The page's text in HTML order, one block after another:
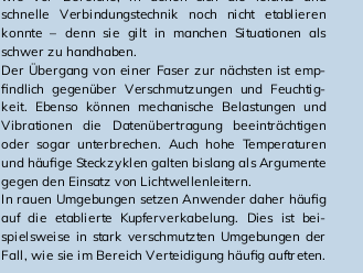
schnel­le Ver­bin­dungs­tech­nik noch nicht eta­blie­ren
konn­te – denn sie gilt in man­chen Si­tua­tio­nen als
schwer zu hand­ha­ben.
Der Über­gang von einer Faser zur nächs­ten ist emp­
find­lich ge­gen­über Ver­schmut­zun­gen und Feuch­tig­
keit. Eben­so kön­nen me­cha­ni­sche Be­las­tun­gen und
Vi­bra­tio­nen die Da­ten­über­tra­gung be­ein­träch­ti­gen
oder sogar un­ter­bre­chen. Auch hohe Tem­pe­ra­tu­ren
und häu­fi­ge Steck­zy­klen gal­ten bis­lang als Ar­gu­men­te
gegen den Ein­satz von Licht­wel­len­lei­tern.
In rauen Um­ge­bun­gen set­zen An­wen­der daher häu­fig
auf die eta­blier­te Kup­fer­ver­ka­be­lung. Dies ist bei­
spiels­wei­se in stark ver­schmutz­ten Um­ge­bun­gen der
Fall, wie sie im Be­reich Ver­tei­di­gung häu­fig auf­tre­ten.